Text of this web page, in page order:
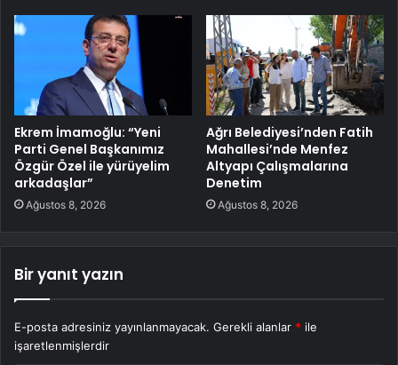
Ekrem İmamoğlu: “Yeni
Parti Genel Başkanımız
Özgür Özel ile yürüyelim
arkadaşlar”
Ağustos 8, 2026
Ağrı Belediyesi’nden Fatih
Mahallesi’nde Menfez
Altyapı Çalışmalarına
Denetim
Ağustos 8, 2026
Bir yanıt yazın
E-posta adresiniz yayınlanmayacak. Gerekli alanlar * ile
işaretlenmişlerdir